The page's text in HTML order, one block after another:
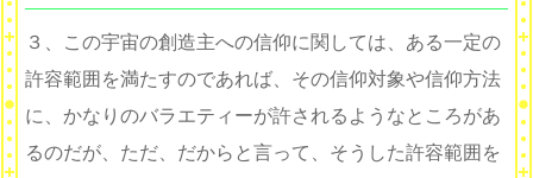
３、この宇宙の創造主への信仰に関しては、ある一定の
許容範囲を満たすのであれば、その信仰対象や信仰方法
に、かなりのバラエティーが許されるようなところがあ
るのだが、ただ、だからと言って、そうした許容範囲を